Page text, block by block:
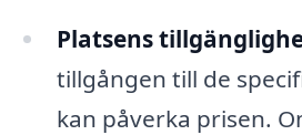
Platsens
tillgången till de
kan påverka prisen.